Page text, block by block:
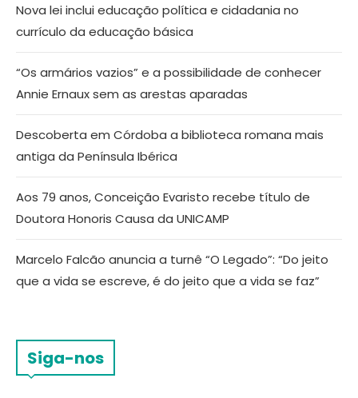
Nova lei inclui educação política e cidadania no
currículo da educação básica
“Os armários vazios” e a possibilidade de conhecer
Annie Ernaux sem as arestas aparadas
Descoberta em Córdoba a biblioteca romana mais
antiga da Península Ibérica
Aos 79 anos, Conceição Evaristo recebe título de
Doutora Honoris Causa da UNICAMP
Marcelo Falcão anuncia a turnê “O Legado”: “Do jeito
que a vida se escreve, é do jeito que a vida se faz”
Siga-nos